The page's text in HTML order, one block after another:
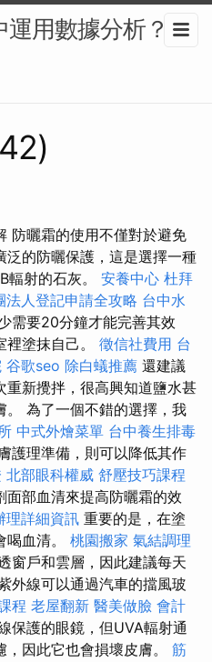
運用數據分析？-
防曬霜的使用不僅對於避免
的防曬保護，這是選擇一種
輻射的石灰。 安養中心 杜拜
法人登記申請全攻略 台中水
需要20分鐘才能完善其效
塗抹自己。 徵信社費用 台
谷歌seo 除白蟻推薦 還建議
新攪拌，很高興知道鹽水甚
。 為了一個不錯的選擇，我
中式外燴菜單 台中養生排毒
護理準備，則可以降低其作
北部眼科權威 舒壓技巧課程
部血清來提高防曬霜的效
理詳細資訊 重要的是，在塗
血清。 桃園搬家 氣結調理
窗戶和雲層，因此建議每天
外線可以通過汽車的擋風玻
程 老屋翻新 醫美做臉 會計
保護的眼鏡，但UVA輻射通
因此它也會損壞皮膚。 筋